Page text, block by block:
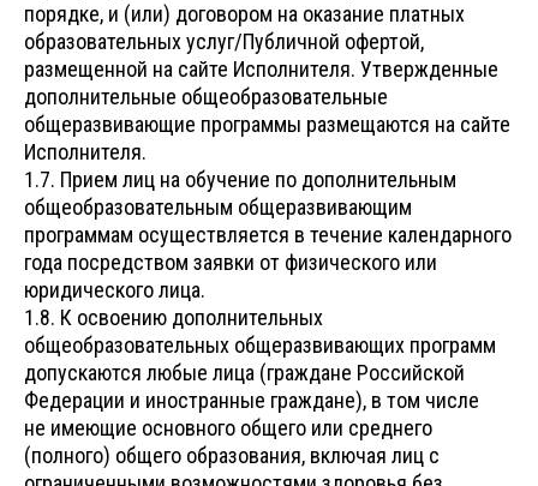
порядке, и (или) договором на оказание платных
образовательных услуг/Публичной офертой,
размещенной на сайте Исполнителя. Утвержденные
дополнительные общеобразовательные
общеразвивающие программы размещаются на сайте
Исполнителя.
1.7. Прием лиц на обучение по дополнительным
общеобразовательным общеразвивающим
программам осуществляется в течение календарного
года посредством заявки от физического или
юридического лица.
1.8. К освоению дополнительных
общеобразовательных общеразвивающих программ
допускаются любые лица (граждане Российской
Федерации и иностранные граждане), в том числе
не имеющие основного общего или среднего
(полного) общего образования, включая лиц с